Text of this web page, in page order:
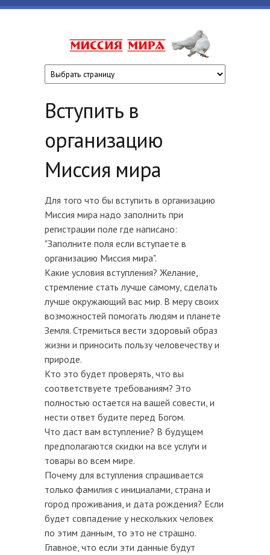
Вступить в
организацию
Миссия мира
Для того что бы вступить в организацию
Миссия мира надо заполнить при
регистрации поле где написано:
"Заполните поля если вступаете в
организацию Миссия мира".
Какие условия вступления? Желание,
стремление стать лучше самому, сделать
лучше окружающий вас мир. В меру своих
возможностей помогать людям и планете
Земля. Стремиться вести здоровый образ
жизни и приносить пользу человечеству и
природе.
Кто это будет проверять, что вы
соответствуете требованиям? Это
полностью остается на вашей совести, и
нести ответ будите перед Богом.
Что даст вам вступление? В будущем
предполагаются скидки на все услуги и
товары во всем мире.
Почему для вступления спрашивается
только фамилия с инициалами, страна и
город проживания, и дата рождения? Если
будет совпадение у нескольких человек
по этим данным, то это не страшно.
Главное, что если эти данные будут